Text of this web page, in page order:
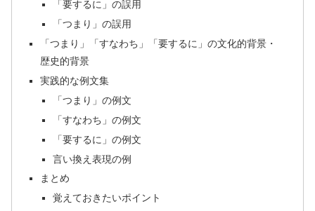
「要するに」の誤用
「つまり」の誤用
「つまり」「すなわち」「要するに」の文化的背景・
歴史的背景
実践的な例文集
「つまり」の例文
「すなわち」の例文
「要するに」の例文
言い換え表現の例
まとめ
覚えておきたいポイント